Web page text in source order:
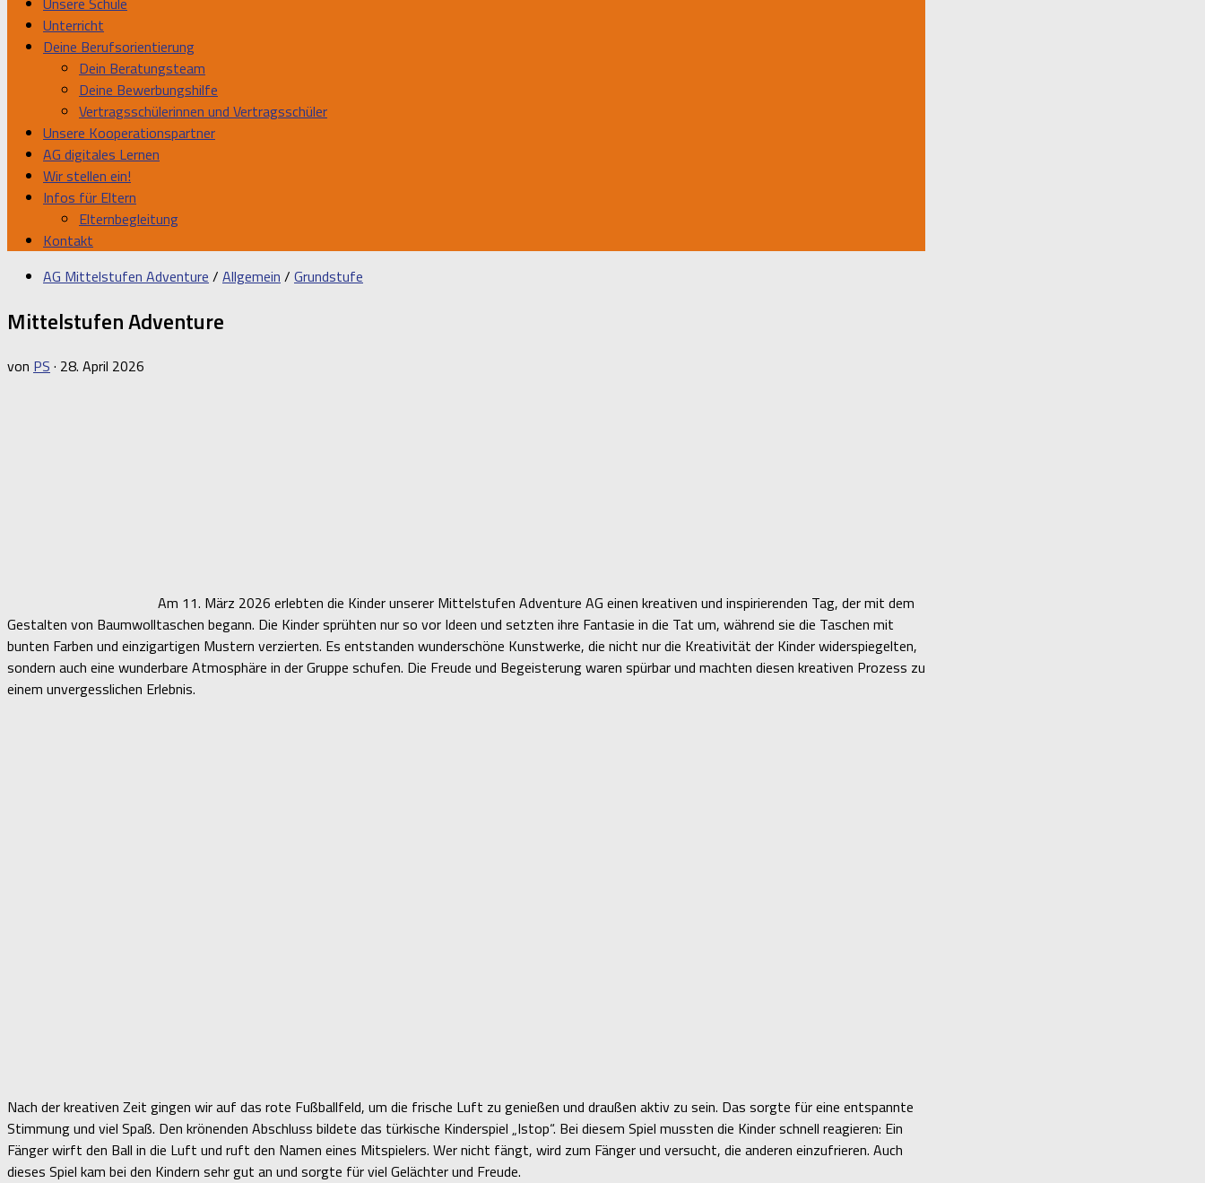
Unterricht
Deine Berufsorientierung
Dein Beratungsteam
Deine Bewerbungshilfe
Vertragsschülerinnen und Vertragsschüler
Unsere Kooperationspartner
AG digitales Lernen
Wir stellen ein!
Infos für Eltern
Elternbegleitung
Kontakt
AG Mittelstufen Adventure / Allgemein / Grundstufe
Mittelstufen Adventure
von PS · 28. April 2026
Am 11. März 2026 erlebten die Kinder unserer Mittelstufen Adventure AG einen kreativen und inspirierenden Tag, der mit dem
Gestalten von Baumwolltaschen begann. Die Kinder sprühten nur so vor Ideen und setzten ihre Fantasie in die Tat um, während sie die Taschen mit
bunten Farben und einzigartigen Mustern verzierten. Es entstanden wunderschöne Kunstwerke, die nicht nur die Kreativität der Kinder widerspiegelten,
sondern auch eine wunderbare Atmosphäre in der Gruppe schufen. Die Freude und Begeisterung waren spürbar und machten diesen kreativen Prozess zu
einem unvergesslichen Erlebnis.
Nach der kreativen Zeit gingen wir auf das rote Fußballfeld, um die frische Luft zu genießen und draußen aktiv zu sein. Das sorgte für eine entspannte
Stimmung und viel Spaß. Den krönenden Abschluss bildete das türkische Kinderspiel „Istop“. Bei diesem Spiel mussten die Kinder schnell reagieren: Ein
Fänger wirft den Ball in die Luft und ruft den Namen eines Mitspielers. Wer nicht fängt, wird zum Fänger und versucht, die anderen einzufrieren. Auch
dieses Spiel kam bei den Kindern sehr gut an und sorgte für viel Gelächter und Freude.